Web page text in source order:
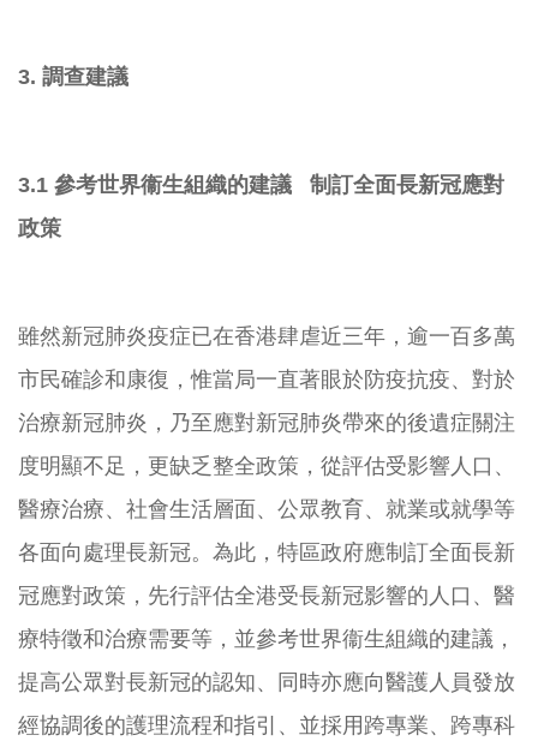
3. 調查建議
3.1 參考世界衞生組織的建議 制訂全面長新冠應對
政策
雖然新冠肺炎疫症已在香港肆虐近三年， 逾一百多萬
市民確診和康復，惟當局一直著眼於防疫抗疫、 對於
治療新冠肺炎， 乃至應對新冠肺炎帶來的後遺症關注
度明顯不足，更缺乏整全政策， 從評估受影響人口、
醫療治療、社會生活層面、公眾教育、 就業或就學等
各面向處理長新冠。為此， 特區政府應制訂全面長新
冠應對政策， 先行評估全港受長新冠影響的人口、醫
療特徵和治療需要等， 並參考世界衞生組織的建議，
提高公眾對長新冠的認知、
同時亦應向醫護人員發放
經協調後的護理流程和指引、 並採用跨專業、跨專科